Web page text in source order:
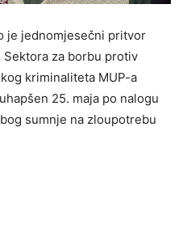
je jednomjesečni pritvor
za borbu protiv
kriminaliteta MUP-a
25. maja po nalogu
sumnje na zloupotrebu